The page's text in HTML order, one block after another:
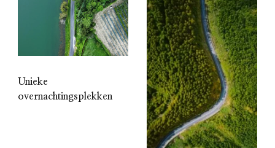
Unieke
overnachtingsplekken